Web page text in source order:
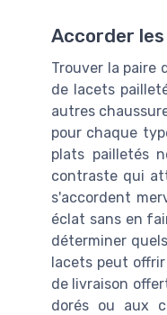
Accorder
Trouver la paire
de lacets
autres
pour chaque
plats pailletés
contraste qui
s'accordent
éclat sans en
déterminer
lacets peut
de livraison
dorés ou aux